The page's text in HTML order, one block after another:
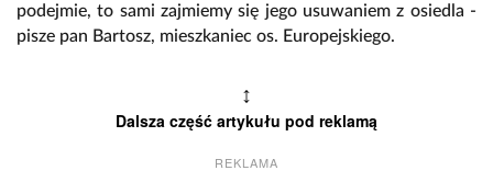
podejmie, to sami zajmiemy się jego usuwaniem z osiedla -
pisze pan Bartosz, mieszkaniec os. Europejskiego.
↕
Dalsza część artykułu pod reklamą
REKLAMA